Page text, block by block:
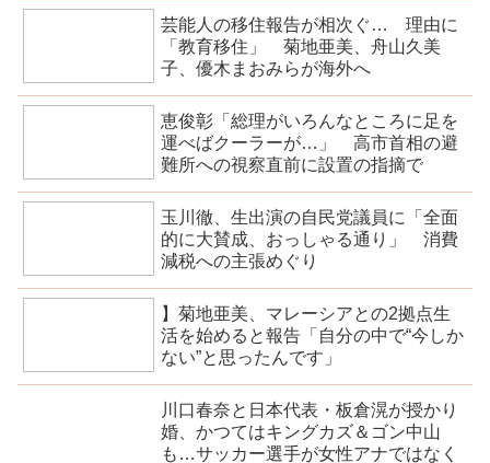
芸能人の移住報告が相次ぐ… 理由に
「教育移住」 菊地亜美、舟山久美
子、優木まおみらが海外へ
恵俊彰「総理がいろんなところに足を
運べばクーラーが…」 高市首相の避
難所への視察直前に設置の指摘で
玉川徹、生出演の自民党議員に「全面
的に大賛成、おっしゃる通り」 消費
減税への主張めぐり
】菊地亜美、マレーシアとの2拠点生
活を始めると報告「自分の中で“今しか
ない”と思ったんです」
川口春奈と日本代表・板倉滉が授かり
婚、かつてはキングカズ＆ゴン中山
も…サッカー選手が女性アナではなく